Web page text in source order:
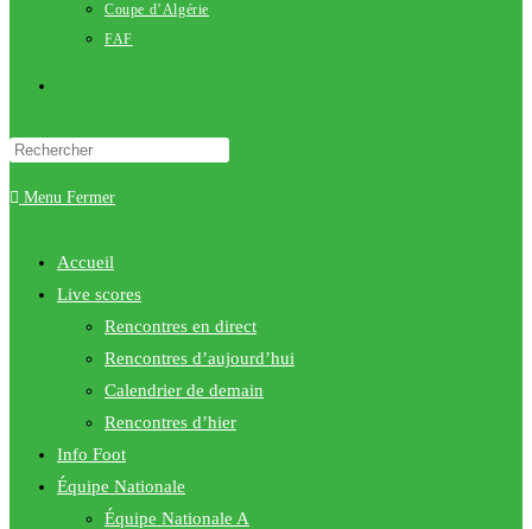
Coupe d’Algérie
FAF
website
Menu Fermer
Accueil
Live scores
Rencontres en direct
Rencontres d’aujourd’hui
Calendrier de demain
Rencontres d’hier
Info Foot
Équipe Nationale
Équipe Nationale A